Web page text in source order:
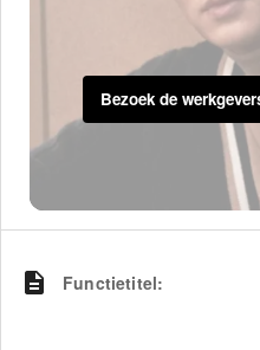
Bezoek de
Functietitel: